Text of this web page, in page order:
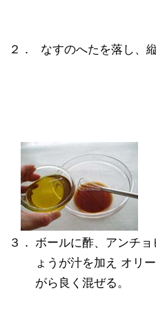
２． なすのへたを落し、
３． ボールに酢、アンチ
ょうが汁を加え オリ
がら良く混ぜる。